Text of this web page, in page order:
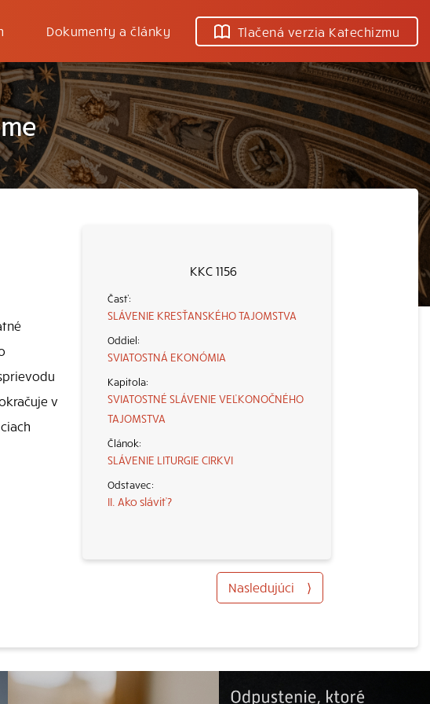
Dokumenty a články Tlačená verzia Katechizmu
KKC 1156
SLÁVENIE KRESŤANSKÉHO TAJOMSTVA
SVIATOSTNÁ EKONÓMIA
SVIATOSTNÉ SLÁVENIE VEĽKONOČNÉHO
TAJOMSTVA
SLÁVENIE LITURGIE CIRKVI
II. Ako sláviť?
v
Nasledujúci ⟩